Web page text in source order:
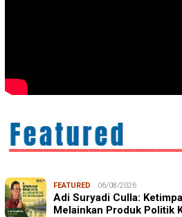
FEATURED 06/08/2026
Adi Suryadi Culla:
Melainkan Produk Politik